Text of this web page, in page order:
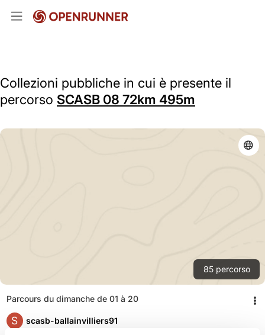
Collezioni pubbliche in cui è presente il
percorso SCASB 08 72km 495m
85 percorso
Parcours du dimanche de 01 à 20
S scasb-ballainvilliers91